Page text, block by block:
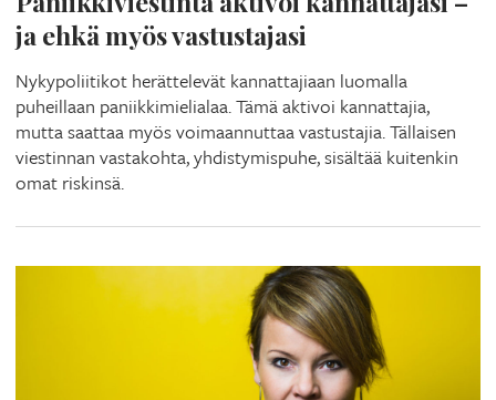
ja ehkä myös vastustajasi
Nykypoliitikot herättelevät kannattajiaan luomalla
puheillaan paniikkimielialaa. Tämä aktivoi kannattajia,
mutta saattaa myös voimaannuttaa vastustajia. Tällaisen
viestinnan vastakohta, yhdistymispuhe, sisältää kuitenkin
omat riskinsä.